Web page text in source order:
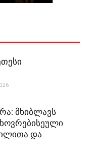
მხიბლავს
და